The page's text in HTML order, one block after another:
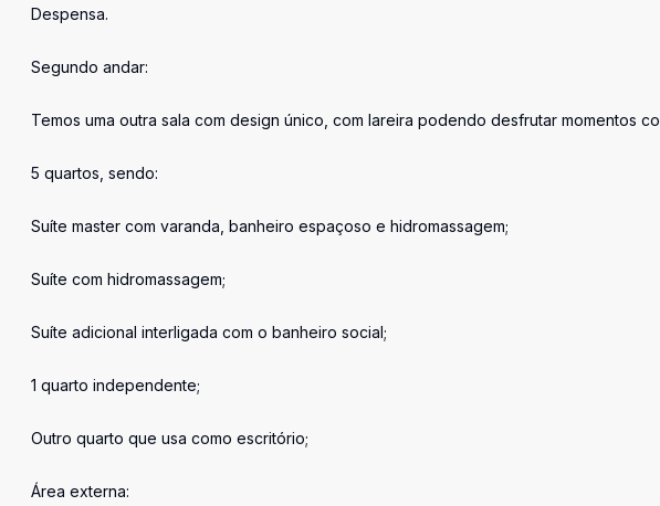
Despensa.
Segundo andar:
Temos uma outra sala com design único, com lareira podendo desfrutar momentos
5 quartos, sendo:
Suíte master com varanda, banheiro espaçoso e hidromassagem;
Suíte com hidromassagem;
Suíte adicional interligada com o banheiro social;
1 quarto independente;
Outro quarto que usa como escritório;
Área externa: